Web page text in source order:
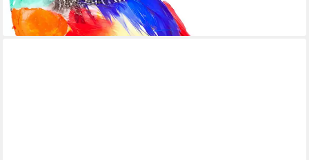
14,35 €
lieferbar - in 3-4 Werktagen bei dir